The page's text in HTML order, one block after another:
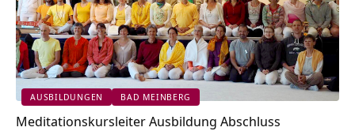
AUSBILDUNGEN BAD MEINBERG
Meditationskursleiter Ausbildung Abschluss